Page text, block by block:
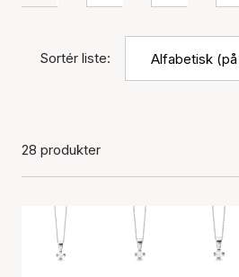
Sortér liste:
28 produkter